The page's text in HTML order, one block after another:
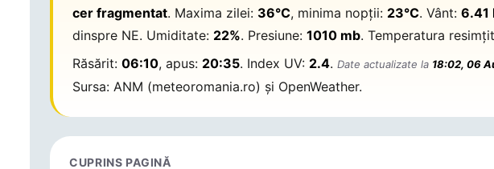
cer fragmentat. Maxima zilei: 36°C, minima nopții: 23°C. Vânt:6.41
dinspre NE. Umiditate: 22%. Presiune:1010 mb. Temperatura
Răsărit:06:10, apus: 20:35. Index UV: 2.4.Date actualizate la 18:02, 06
Sursa: ANM (meteoromania.ro) și OpenWeather.
CUPRINS PAGINĂ